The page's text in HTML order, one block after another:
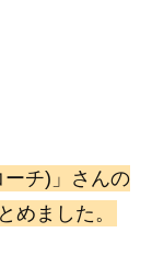
ーチ)」さんの
めました。